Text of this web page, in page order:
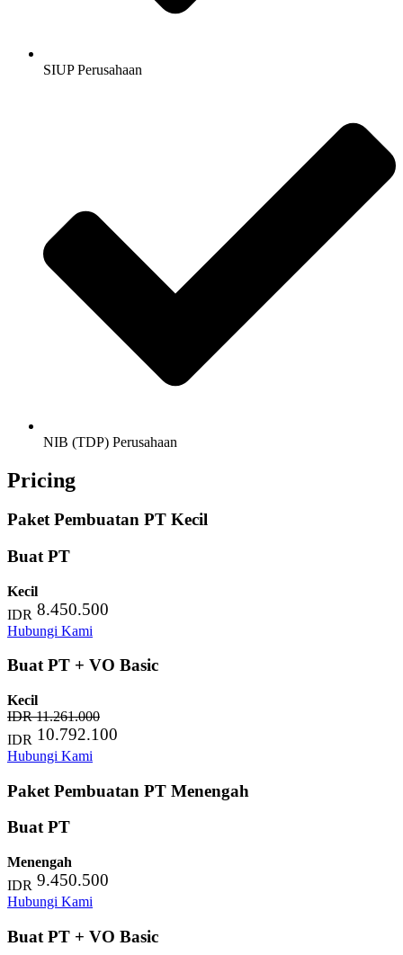
SIUP Perusahaan
NIB (TDP) Perusahaan
Pricing
Paket Pembuatan PT Kecil
Buat PT
Kecil
IDR 8.450.500
Hubungi Kami
Buat PT + VO Basic
Kecil
IDR 11.261.000
IDR 10.792.100
Hubungi Kami
Paket Pembuatan PT Menengah
Buat PT
Menengah
IDR 9.450.500
Hubungi Kami
Buat PT + VO Basic